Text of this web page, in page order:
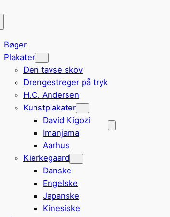
Bøger
Plakater
Den tavse skov
Drengestreger på tryk
H.C. Andersen
Kunstplakater
David Kigozi
Imanjama
Aarhus
Kierkegaard
Danske
Engelske
Japanske
Kinesiske